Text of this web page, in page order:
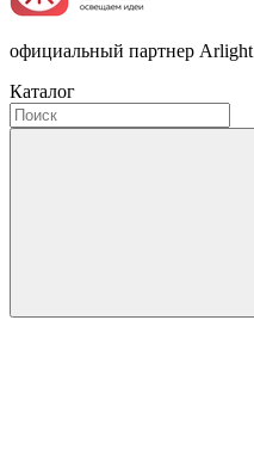
официальный партнер Arlight
Каталог